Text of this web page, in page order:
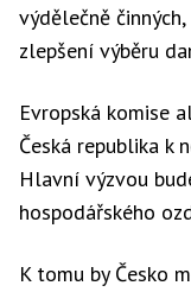
výdělečně
zlepšení výběru
Evropská komise
Česká republika k
Hlavní výzvou
hospodářského
K tomu by Česko